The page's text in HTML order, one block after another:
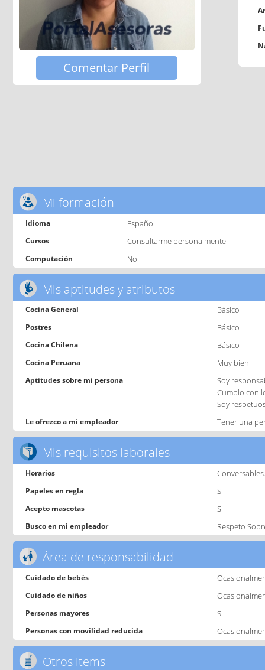
Comentar Perfil
Mi formación
Idioma Español
Cursos Consultarme personalmente
Computación No
Mis aptitudes y atributos
Cocina General Básico
Postres Básico
Cocina Chilena Básico
Cocina Peruana Muy bien
Aptitudes sobre mi persona
Soy
Cumplo con
Soy
Le ofrezco a mi empleador Tener una
Mis requisitos laborales
Horarios
Papeles en regla Si
Acepto mascotas Si
Busco en mi empleador Respeto
Área de responsabilidad
Cuidado de bebés
Cuidado de niños
Personas mayores Si
Personas con movilidad reducida
Otros items